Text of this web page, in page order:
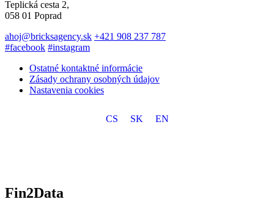
Teplická cesta 2,
058 01 Poprad
ahoj@bricksagency.sk +421 908 237 787
#facebook #instagram
Ostatné kontaktné informácie
Zásady ochrany osobných údajov
Nastavenia cookies
CS SK EN
Fin2Data